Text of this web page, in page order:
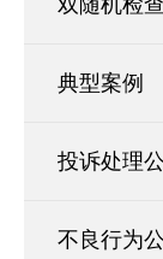
典型案例
投诉处理
不良行为